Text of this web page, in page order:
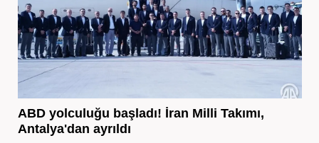
ABD yolculuğu başladı! İran Milli Takımı,
Antalya'dan ayrıldı